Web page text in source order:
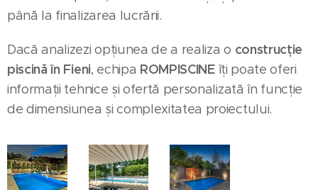
până la finalizarea lucrării.
Dacă analizezi opțiunea de a realiza o construcție
piscină în Fieni, echipa ROMPISCINEîți poate oferi
informații tehnice și ofertă personalizată în funcție
de dimensiunea și complexitatea proiectului.